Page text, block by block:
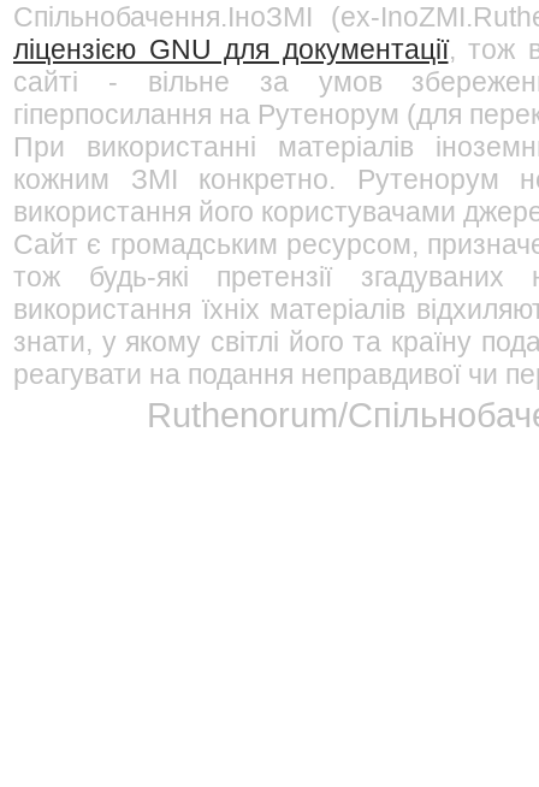
Спільнобачення.ІноЗМІ (ex-
ліцензією GNU для документації, тож
сайті - вільне за умов
гіперпосилання на Рутенорум (для
При використанні матеріалів
кожним ЗМІ конкретно. Рутенорум
використання його користувачами
Сайт є громадським ресурсом,
тож будь-які претензії
використання їхніх матеріалів
знати, у якому світлі його та країну
реагувати на подання неправдивої чи
Ruthenorum/